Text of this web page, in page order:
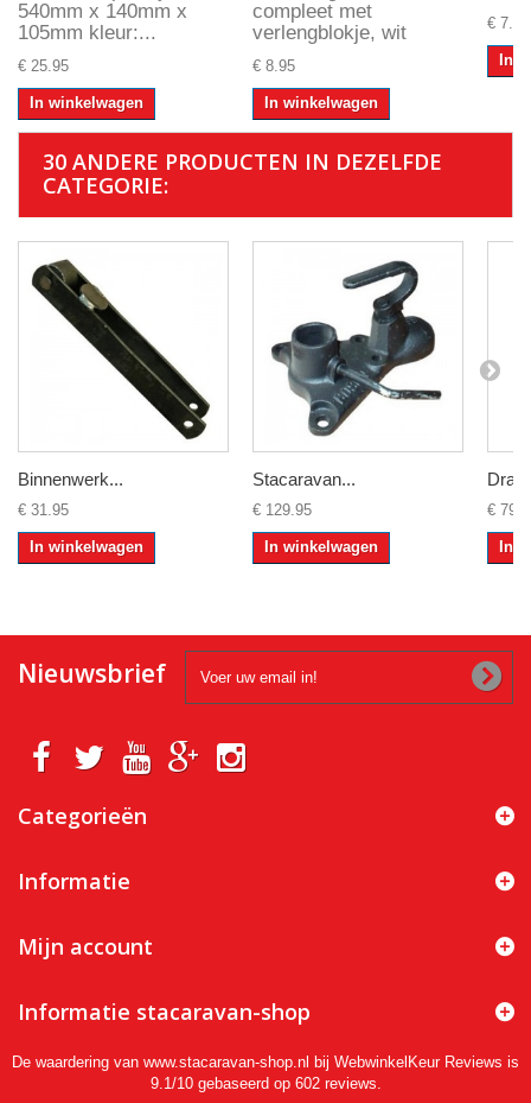
540mm x 140mm x
105mm kleur:...
€ 25.95
In winkelwagen
compleet met
verlengblokje, wit
€ 8.95
In winkelwagen
€ 7.95
In
30 ANDERE PRODUCTEN IN DEZELFDE
CATEGORIE:
Binnenwerk...
€ 31.95
In winkelwagen
Stacaravan...
€ 129.95
In winkelwagen
€
In
Nieuwsbrief
Categorieën
Informatie
Mijn account
Informatie stacaravan-shop
De waardering van www.stacaravan-shop.nl bij WebwinkelKeur Reviews is
9.1/10 gebaseerd op 602 reviews.